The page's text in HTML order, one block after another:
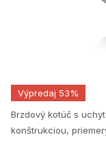
Výpredaj 53%
Brzdový kotúč s
konštrukciou,